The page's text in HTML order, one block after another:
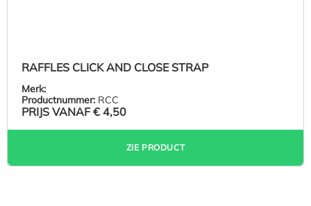
RAFFLES CLICK AND CLOSE STRAP
Merk:
Productnummer: RCC
PRIJS VANAF € 4,50
ZIE PRODUCT